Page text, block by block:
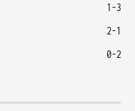
1-3
2-1
0-2